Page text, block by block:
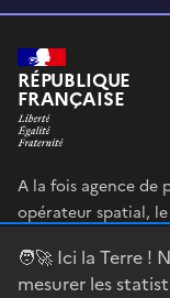
🧑‍🚀 Ici la Terre !
mesurer les
RÉPUBLIQUE
FRANÇAISE
A la fois agence de
opérateur spatial,
en œuvre sa